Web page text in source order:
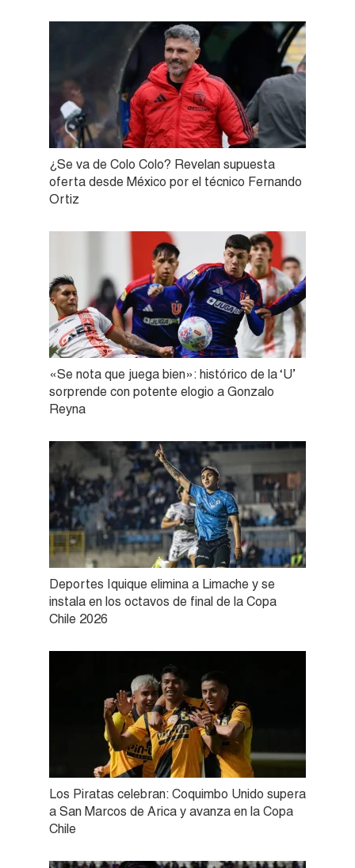
¿Se va de Colo Colo? Revelan supuesta
oferta desde México por el técnico Fernando
Ortiz
«Se nota que juega bien»: histórico de la ‘U’
sorprende con potente elogio a Gonzalo
Reyna
Deportes Iquique elimina a Limache y se
instala en los octavos de final de la Copa
Chile 2026
Los Piratas celebran: Coquimbo Unido supera
a San Marcos de Arica y avanza en la Copa
Chile